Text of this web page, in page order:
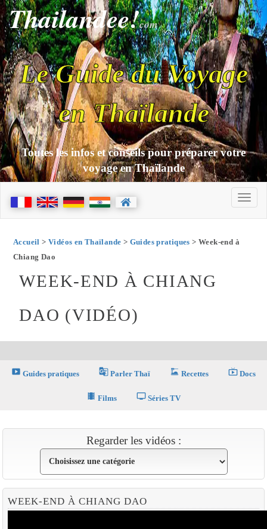
Thailandee!com
Le Guide du Voyage
en Thaïlande
Toutes les infos et conseils pour préparer votre
voyage en Thaïlande
Accueil > Vidéos en Thaïlande > Guides pratiques > Week-end à
Chiang Dao
WEEK-END À CHIANG
DAO (VIDÉO)
smart_display Guides pratiques g_translate Parler Thaï dinner_dining Recettes live_tv Docs
theaters Films tv Séries TV
Regarder les vidéos :
WEEK-END À CHIANG DAO